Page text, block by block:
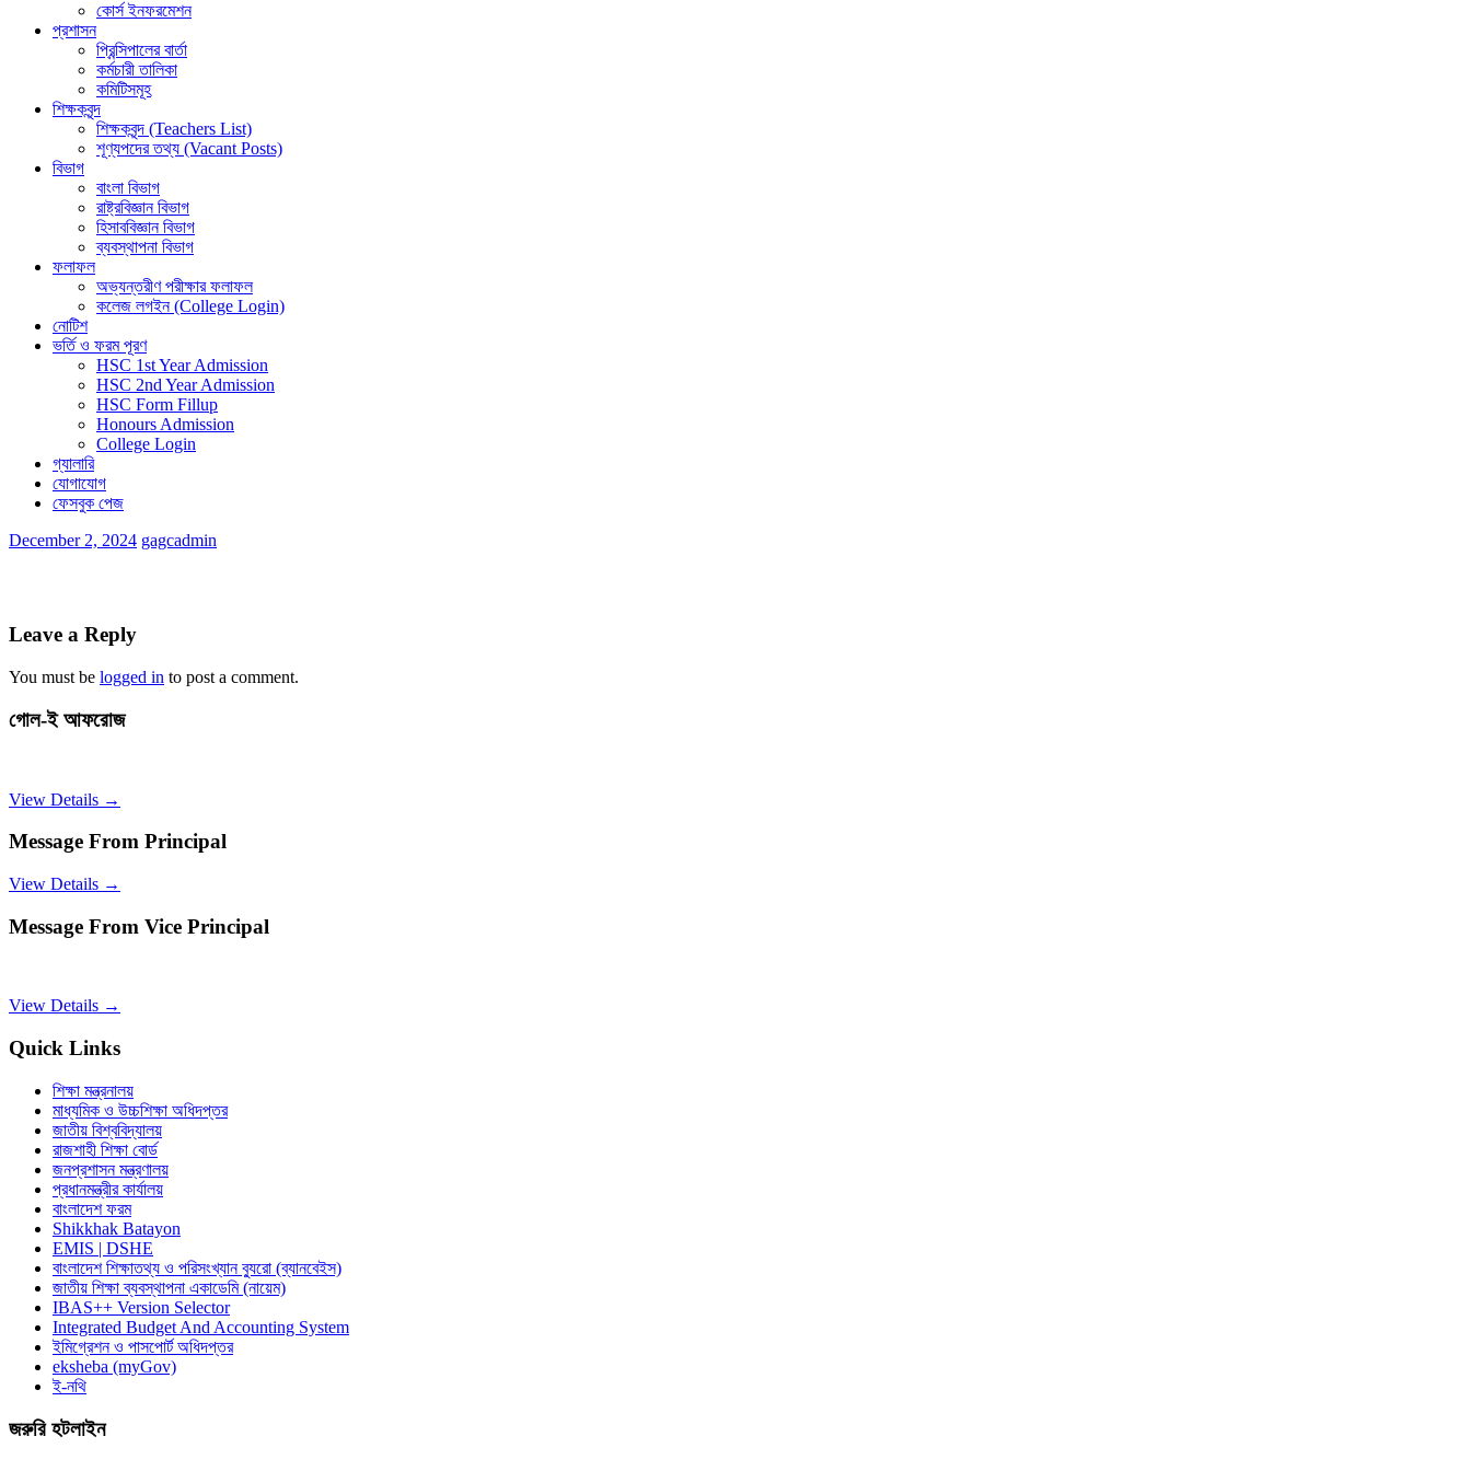
কোর্স ইনফরমেশন
প্রশাসন
প্রিন্সিপালের বার্তা
কর্মচারী তালিকা
কমিটিসমূহ
শিক্ষকবৃন্দ
শিক্ষকবৃন্দ (Teachers List)
শূণ্যপদের তথ্য (Vacant Posts)
বিভাগ
বাংলা বিভাগ
রাষ্ট্রবিজ্ঞান বিভাগ
হিসাববিজ্ঞান বিভাগ
ব্যবস্থাপনা বিভাগ
ফলাফল
অভ্যন্তরীণ পরীক্ষার ফলাফল
কলেজ লগইন (College Login)
নোটিশ
ভর্তি ও ফরম পূরণ
HSC 1st Year Admission
HSC 2nd Year Admission
HSC Form Fillup
Honours Admission
College Login
গ্যালারি
যোগাযোগ
ফেসবুক পেজ
December 2, 2024 gagcadmin
Leave a Reply
You must be logged in to post a comment.
গোল-ই আফরোজ
View Details →
Message From Principal
View Details →
Message From Vice Principal
View Details →
Quick Links
শিক্ষা মন্ত্রনালয়
মাধ্যমিক ও উচ্চশিক্ষা অধিদপ্তর
জাতীয় বিশ্ববিদ্যালয়
রাজশাহী শিক্ষা বোর্ড
জনপ্রশাসন মন্ত্রণালয়
প্রধানমন্ত্রীর কার্যালয়
বাংলাদেশ ফরম
Shikkhak Batayon
EMIS | DSHE
বাংলাদেশ শিক্ষাতথ্য ও পরিসংখ্যান ব্যুরো (ব্যানবেইস)
জাতীয় শিক্ষা ব্যবস্থাপনা একাডেমি (নায়েম)
IBAS++ Version Selector
Integrated Budget And Accounting System
ইমিগ্রেশন ও পাসপোর্ট অধিদপ্তর
eksheba (myGov)
ই-নথি
জরুরি হটলাইন